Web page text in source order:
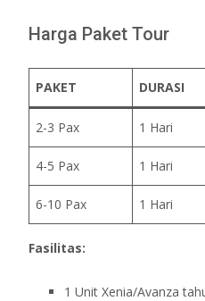
Harga Paket Tour
PAKET DURASI
2-3 Pax 1 Hari
4-5 Pax 1 Hari
6-10 Pax 1 Hari
Fasilitas:
1 Unit Xenia/Avanza